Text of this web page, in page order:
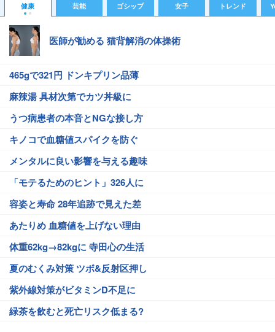
健康 芸能 ゴシップ 女子 トレンド
医師が勧める 猫背解消の体操術
465gで321円 ドンキプリン品薄
麻辣湯 具材次第でカツ丼級に
うつ病患者の本音とNGな接し方
キノコで血糖値スパイクを防ぐ
メンタルに良い影響を与える趣味
「モテるためのヒント」326人に
容姿と寿命 28年追跡で見えた差
あたりめ 血糖値を上げない理由
体重62kg→82kgに 寺田心の生活
夏のむくみ対策 ツボ&反射区押し
紫外線対策がビタミンD不足に
緑茶を飲むと死亡リスク低まる?